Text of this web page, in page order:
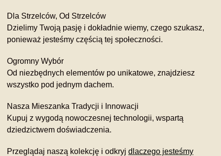
Dla Strzelców, Od Strzelców
Dzielimy Twoją pasję i dokładnie wiemy, czego szukasz,
ponieważ jesteśmy częścią tej społeczności.
Ogromny Wybór
Od niezbędnych elementów po unikatowe, znajdziesz
wszystko pod jednym dachem.
Nasza Mieszanka Tradycji i Innowacji
Kupuj z wygodą nowoczesnej technologii, wspartą
dziedzictwem doświadczenia.
Przeglądaj naszą kolekcję i odkryj dlaczego jesteśmy